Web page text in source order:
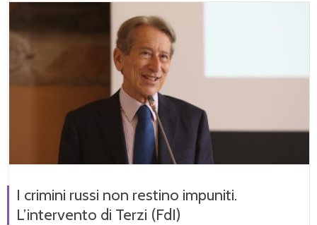
I crimini russi non restino impuniti.
L’intervento di Terzi (FdI)